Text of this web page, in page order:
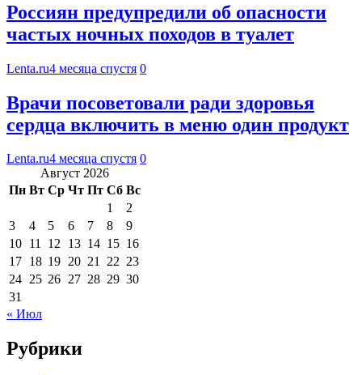
Россиян предупредили об опасности
частых ночных походов в туалет
Lenta.ru4 месяца спустя 0
Врачи посоветовали ради здоровья
сердца включить в меню один продукт
Lenta.ru4 месяца спустя 0
Август 2026
Пн Вт Ср Чт Пт Сб Вс
1
2
3
4 5 6 7 8
9
10 11 12 13 14 15 16
17 18 19 20 21 22 23
24 25 26 27 28 29 30
31
« Июл
Рубрики